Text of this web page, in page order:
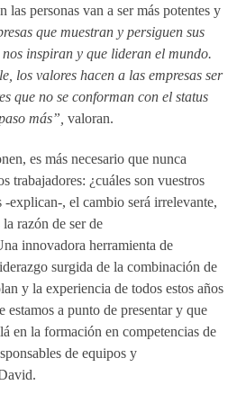
las personas van a ser más potentes y
que muestran y persiguen sus
inspiran y que lideran el mundo.
los valores hacen a las empresas ser
que no se conforman con el status
más”, valoran.
es más necesario que nunca
trabajadores: ¿cuáles son vuestros
explican-, el cambio será irrelevante,
razón de ser de
innovadora herramienta de
surgida de la combinación de
y la experiencia de todos estos años
estamos a punto de presentar y que
en la formación en competencias de
de equipos y